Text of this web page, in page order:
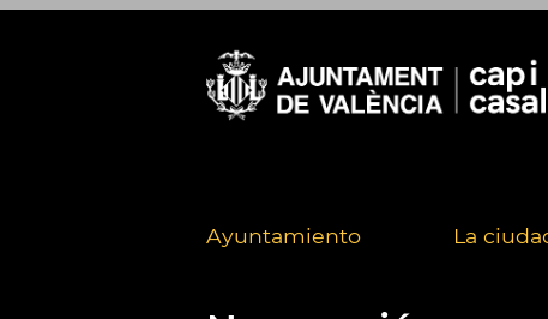
Ayuntamiento La